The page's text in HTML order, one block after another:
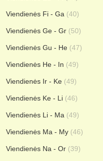
Viendienės Fi - Ga (40)
Viendienės Ge - Gr (50)
Viendienės Gu - He (47)
Viendienės He - In (49)
Viendienės Ir - Ke (49)
Viendienės Ke - Li (46)
Viendienės Li - Ma (49)
Viendienės Ma - My (46)
Viendienės Na - Or (39)